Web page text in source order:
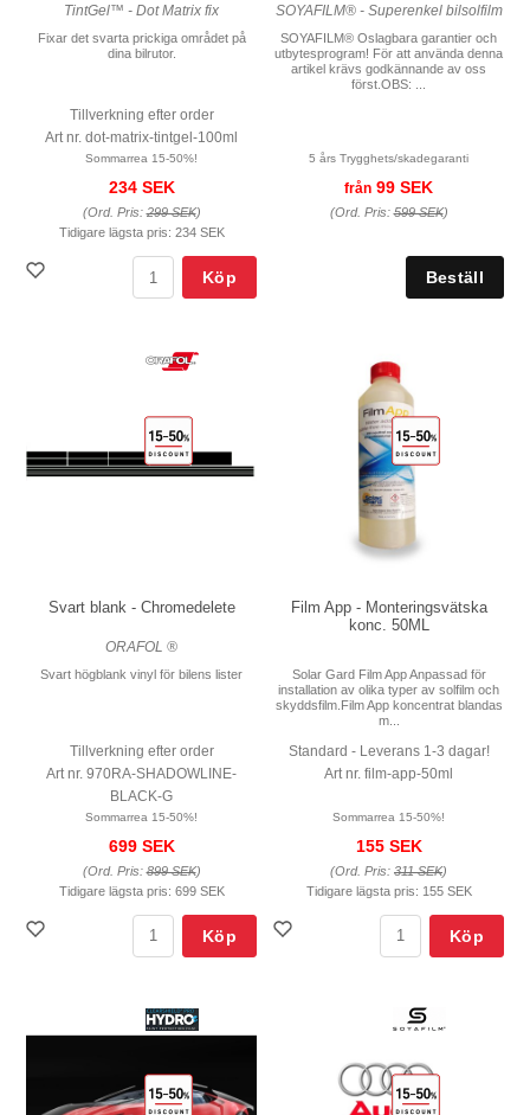
TintGel™ - Dot Matrix fix
Fixar det svarta prickiga området på
dina bilrutor.
Tillverkning efter order
Art nr. dot-matrix-tintgel-100ml
Sommarrea 15-50%!
234 SEK
(Ord. Pris:299 SEK)
Tidigare lägsta pris: 234 SEK
Köp
SOYAFILM® - Superenkel bilsolfilm
SOYAFILM® Oslagbara garantier och
utbytesprogram! För att använda denna
artikel krävs godkännande av oss
först.OBS: ...
5 års Trygghets/skadegaranti
från 99 SEK
(Ord. Pris:599 SEK)
Svart blank - Chromedelete
ORAFOL ®
Svart högblank vinyl för bilens lister
Tillverkning efter order
Art nr. 970RA-SHADOWLINE-
BLACK-G
Sommarrea 15-50%!
699 SEK
(Ord. Pris:899 SEK)
Tidigare lägsta pris: 699 SEK
Köp
Film App - Monteringsvätska
konc. 50ML
Solar Gard Film App Anpassad för
installation av olika typer av solfilm och
skyddsfilm.Film App koncentrat blandas
m...
Standard - Leverans 1-3 dagar!
Art nr. film-app-50ml
Sommarrea 15-50%!
155 SEK
(Ord. Pris: 311 SEK)
Tidigare lägsta pris: 155 SEK
Köp